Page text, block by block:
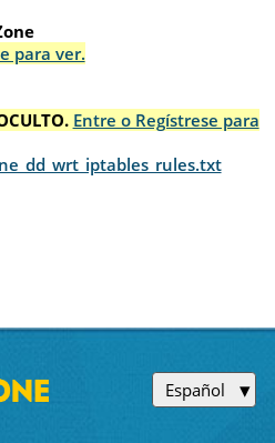
para ver.
Entre o Regístrese para
Español